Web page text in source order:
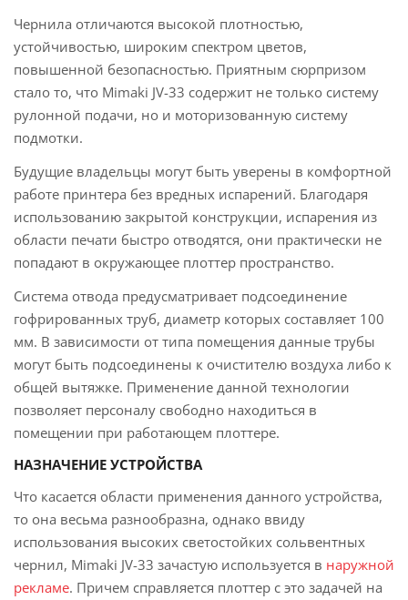
Чернила отличаются высокой плотностью,
устойчивостью, широким спектром цветов,
повышенной безопасностью. Приятным сюрпризом
стало то, что Mimaki JV-33 содержит не только систему
рулонной подачи, но и моторизованную систему
подмотки.
Будущие владельцы могут быть уверены в комфортной
работе принтера без вредных испарений. Благодаря
использованию закрытой конструкции, испарения из
области печати быстро отводятся, они практически не
попадают в окружающее плоттер пространство.
Система отвода предусматривает подсоединение
гофрированных труб, диаметр которых составляет 100
мм. В зависимости от типа помещения данные трубы
могут быть подсоединены к очистителю воздуха либо к
общей вытяжке. Применение данной технологии
позволяет персоналу свободно находиться в
помещении при работающем плоттере.
НАЗНАЧЕНИЕ УСТРОЙСТВА
Что касается области применения данного устройства,
то она весьма разнообразна, однако ввиду
использования высоких светостойких сольвентных
чернил, Mimaki JV-33 зачастую используется в наружной
рекламе. Причем справляется плоттер с это задачей на